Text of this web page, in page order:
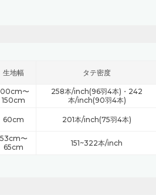
生地幅 タテ密度
〜
150cm
258本/inch(96羽4本)・242
本/inch(90羽4本)
60cm 201本/inch(75羽4本)
53cm〜
65cm
151~322本/inch